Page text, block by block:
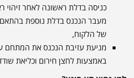
כניסה בדלת ראשונה לאחר זיהוי
מעבר הנכנס בדלת נוספת
של הלקוח,
מניעת עזיבת הנכנס את המתחם
באמצעות לחצן חירום וכליאת